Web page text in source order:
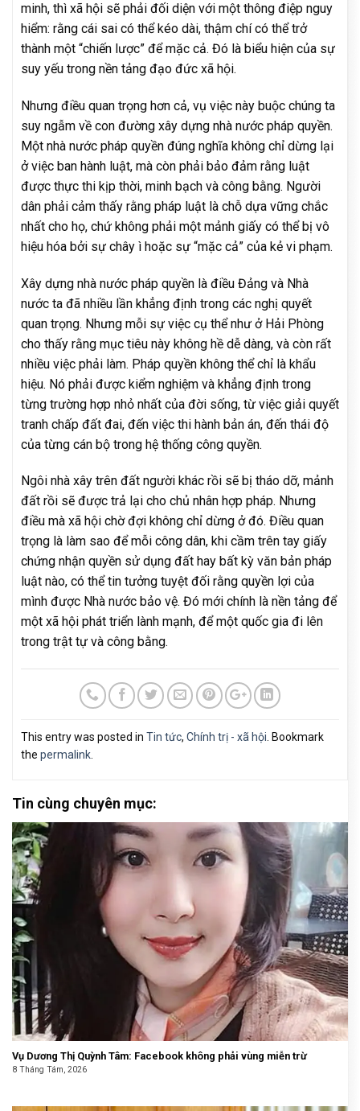
minh, thì xã hội sẽ phải đối diện với một thông điệp nguy
hiểm: rằng cái sai có thể kéo dài, thậm chí có thể trở
thành một “chiến lược” để mặc cả. Đó là biểu hiện của sự
suy yếu trong nền tảng đạo đức xã hội.
Nhưng điều quan trọng hơn cả, vụ việc này buộc chúng ta
suy ngẫm về con đường xây dựng nhà nước pháp quyền.
Một nhà nước pháp quyền đúng nghĩa không chỉ dừng lại
ở việc ban hành luật, mà còn phải bảo đảm rằng luật
được thực thi kịp thời, minh bạch và công bằng. Người
dân phải cảm thấy rằng pháp luật là chỗ dựa vững chắc
nhất cho họ, chứ không phải một mảnh giấy có thể bị vô
hiệu hóa bởi sự chây ì hoặc sự “mặc cả” của kẻ vi phạm.
Xây dựng nhà nước pháp quyền là điều Đảng và Nhà
nước ta đã nhiều lần khẳng định trong các nghị quyết
quan trọng. Nhưng mỗi sự việc cụ thể như ở Hải Phòng
cho thấy rằng mục tiêu này không hề dễ dàng, và còn rất
nhiều việc phải làm. Pháp quyền không thể chỉ là khẩu
hiệu. Nó phải được kiểm nghiệm và khẳng định trong
từng trường hợp nhỏ nhất của đời sống, từ việc giải quyết
tranh chấp đất đai, đến việc thi hành bản án, đến thái độ
của từng cán bộ trong hệ thống công quyền.
Ngôi nhà xây trên đất người khác rồi sẽ bị tháo dỡ, mảnh
đất rồi sẽ được trả lại cho chủ nhân hợp pháp. Nhưng
điều mà xã hội chờ đợi không chỉ dừng ở đó. Điều quan
trọng là làm sao để mỗi công dân, khi cầm trên tay giấy
chứng nhận quyền sử dụng đất hay bất kỳ văn bản pháp
luật nào, có thể tin tưởng tuyệt đối rằng quyền lợi của
mình được Nhà nước bảo vệ. Đó mới chính là nền tảng để
một xã hội phát triển lành mạnh, để một quốc gia đi lên
trong trật tự và công bằng.
This entry was posted in Tin tức, Chính trị - xã hội. Bookmark
the permalink.
Tin cùng chuyên mục:
Vụ Dương Thị Quỳnh Tâm: Facebook không phải vùng miễn trừ
8 Tháng Tám, 2026